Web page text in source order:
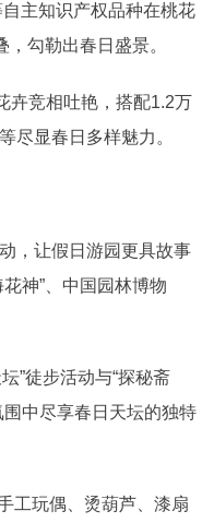
主知识产权品种在桃花
勾勒出春日盛景。
竞相吐艳，搭配1.2万
尽显春日多样魅力。
，让假日游园更具故事
神”、中国园林博物
”徒步活动与“探秘斋
中尽享春日天坛的独特
工玩偶、烫葫芦、漆扇